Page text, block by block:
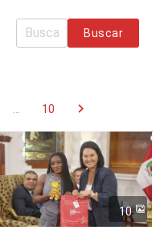
Buscar
10 chevron_right
10